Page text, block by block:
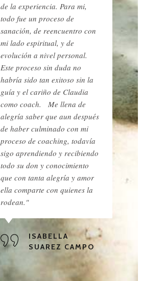
de la experiencia. Para mi,
todo fue un proceso de
sanación, de reencuentro con
mi lado espiritual, y de
evolución a nivel personal.
Este proceso sin duda no
habría sido tan exitoso sin la
guía y el cariño de Claudia
como coach. Me llena de
alegría saber que aun después
de haber culminado con mi
proceso de coaching, todavía
sigo aprendiendo y recibiendo
todo su don y conocimiento
que con tanta alegría y amor
ella comparte con quienes la
rodean."
ISABELLA
SUAREZ CAMPO